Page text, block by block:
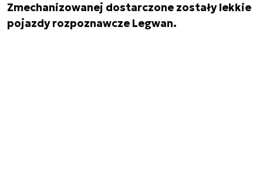
Zmechanizowanej dostarczone zostały lekkie
pojazdy rozpoznawcze Legwan.